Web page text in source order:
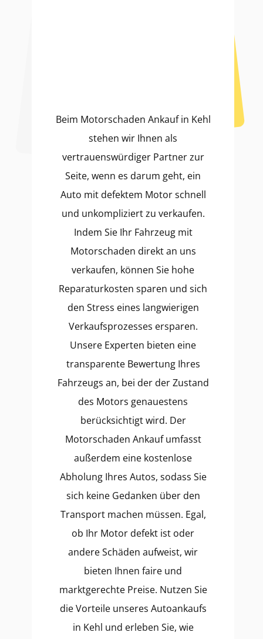
Beim Motorschaden Ankauf in Kehl
stehen wir Ihnen als
vertrauenswürdiger Partner zur
Seite, wenn es darum geht, ein
Auto mit defektem Motor schnell
und unkompliziert zu verkaufen.
Indem Sie Ihr Fahrzeug mit
Motorschaden direkt an uns
verkaufen, können Sie hohe
Reparaturkosten sparen und sich
den Stress eines langwierigen
Verkaufsprozesses ersparen.
Unsere Experten bieten eine
transparente Bewertung Ihres
Fahrzeugs an, bei der der Zustand
des Motors genauestens
berücksichtigt wird. Der
Motorschaden Ankauf umfasst
außerdem eine kostenlose
Abholung Ihres Autos, sodass Sie
sich keine Gedanken über den
Transport machen müssen. Egal,
ob Ihr Motor defekt ist oder
andere Schäden aufweist, wir
bieten Ihnen faire und
marktgerechte Preise. Nutzen Sie
die Vorteile unseres Autoankaufs
in Kehl und erleben Sie, wie